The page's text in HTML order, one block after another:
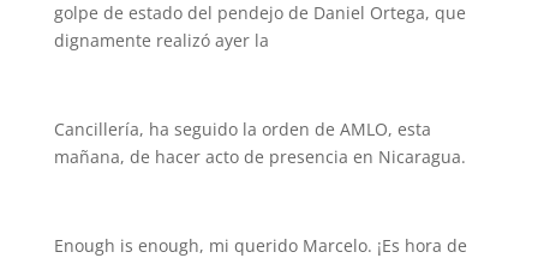
golpe de estado del pendejo de Daniel Ortega, que
dignamente realizó ayer la
Cancillería, ha seguido la orden de AMLO, esta
mañana, de hacer acto de presencia en Nicaragua.
Enough is enough, mi querido Marcelo. ¡Es hora de